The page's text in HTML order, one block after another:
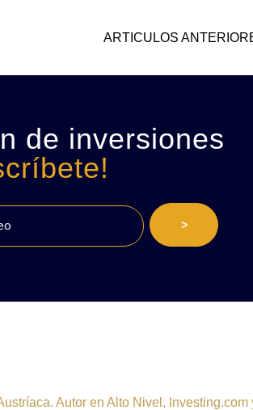
ARTICULOS
de inversiones
>
Autor en Alto Nivel,